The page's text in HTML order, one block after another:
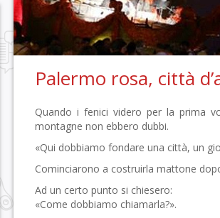
Palermo rosa, città
Quando i fenici videro per la prima
montagne non ebbero dubbi.
«Qui dobbiamo fondare una città, un
Cominciarono a costruirla mattone
Ad un certo punto si chiesero:
«Come dobbiamo chiamarla?».